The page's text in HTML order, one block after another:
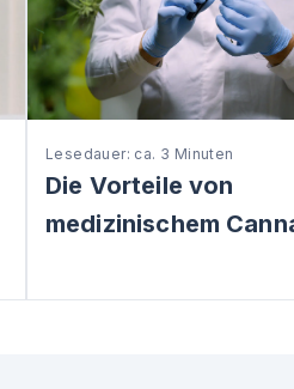
Lesedauer: ca. 3 Minuten
Die Vorteile von
medizinischem